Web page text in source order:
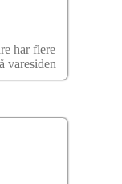
har flere
varesiden